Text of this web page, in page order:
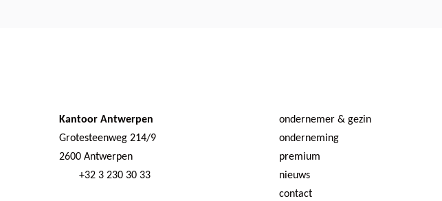
Kantoor Antwerpen
Grotesteenweg 214/9
2600 Antwerpen
+32 3 230 30 33
ondernemer & gezin
onderneming
premium
nieuws
contact